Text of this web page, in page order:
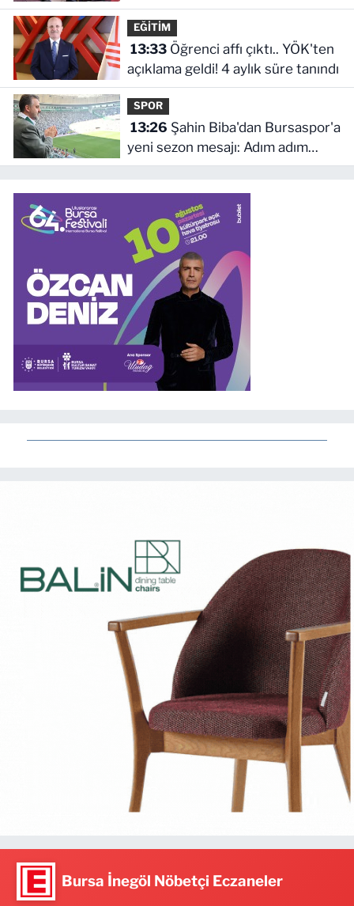
EĞİTİM
13:33Öğrenci affı çıktı.. YÖK'ten
açıklama geldi! 4 aylık süre tanındı
SPOR
13:26
yeni sezon mesajı: Adım adım
şampiyonluğa
Bursa İnegöl Nöbetçi Eczaneler